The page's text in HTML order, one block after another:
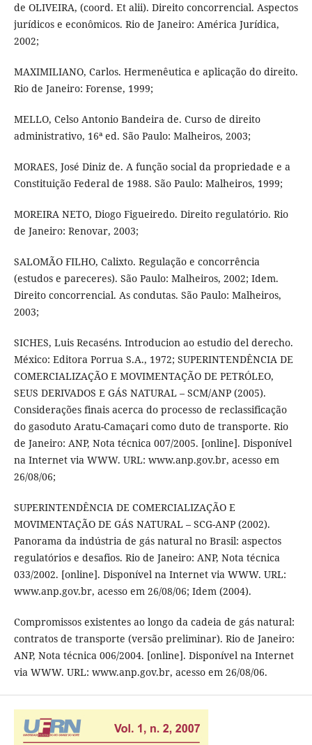
de OLIVEIRA, (coord. Et alii). Direito concorrencial. Aspectos
jurídicos e econômicos. Rio de Janeiro: América Jurídica,
2002;
MAXIMILIANO, Carlos. Hermenêutica e aplicação do direito.
Rio de Janeiro: Forense, 1999;
MELLO, Celso Antonio Bandeira de. Curso de direito
administrativo, 16ª ed. São Paulo: Malheiros, 2003;
MORAES, José Diniz de. A função social da propriedade e a
Constituição Federal de 1988. São Paulo: Malheiros, 1999;
MOREIRA NETO, Diogo Figueiredo. Direito regulatório. Rio
de Janeiro: Renovar, 2003;
SALOMÃO FILHO, Calixto. Regulação e concorrência
(estudos e pareceres). São Paulo: Malheiros, 2002; Idem.
Direito concorrencial. As condutas. São Paulo: Malheiros,
2003;
SICHES, Luis Recaséns. Introducion ao estudio del derecho.
México: Editora Porrua S.A., 1972; SUPERINTENDÊNCIA DE
COMERCIALIZAÇÃO E MOVIMENTAÇÃO DE PETRÓLEO,
SEUS DERIVADOS E GÁS NATURAL – SCM/ANP (2005).
Considerações finais acerca do processo de reclassificação
do gasoduto Aratu-Camaçari como duto de transporte. Rio
de Janeiro: ANP, Nota técnica 007/2005. [online]. Disponível
na Internet via WWW. URL: www.anp.gov.br, acesso em
26/08/06;
SUPERINTENDÊNCIA DE COMERCIALIZAÇÃO E
MOVIMENTAÇÃO DE GÁS NATURAL – SCG-ANP (2002).
Panorama da indústria de gás natural no Brasil: aspectos
regulatórios e desafios. Rio de Janeiro: ANP, Nota técnica
033/2002. [online]. Disponível na Internet via WWW. URL:
www.anp.gov.br, acesso em 26/08/06; Idem (2004).
Compromissos existentes ao longo da cadeia de gás natural:
contratos de transporte (versão preliminar). Rio de Janeiro:
ANP, Nota técnica 006/2004. [online]. Disponível na Internet
via WWW. URL: www.anp.gov.br, acesso em 26/08/06.